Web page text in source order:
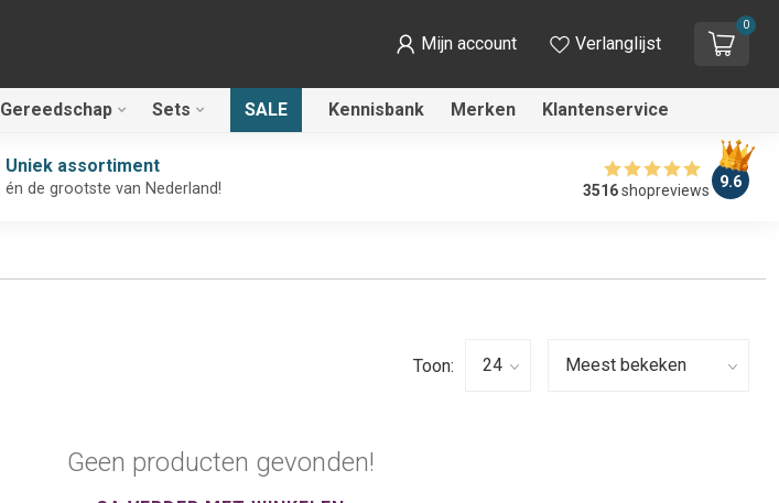
Mijn account Verlanglijst
0
Gereedschap Sets SALE Kennisbank Merken Klantenservice
Uniek assortiment
én de grootste van Nederland! 3516shopreviews 9.6
Toon:
Geen producten gevonden!